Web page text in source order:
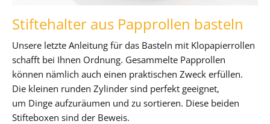
Stiftehalter aus Papprollen basteln
Unsere letzte Anleitung für das Basteln mit Klopapierrollen
schafft bei Ihnen Ordnung. Gesammelte Papprollen
können nämlich auch einen praktischen Zweck erfüllen.
Die kleinen runden Zylinder sind perfekt geeignet,
um Dinge aufzuräumen und zu sortieren. Diese beiden
Stifteboxen sind der Beweis.